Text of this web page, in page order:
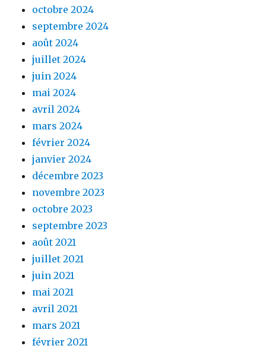
octobre 2024
septembre 2024
août 2024
juillet 2024
juin 2024
mai 2024
avril 2024
mars 2024
février 2024
janvier 2024
décembre 2023
novembre 2023
octobre 2023
septembre 2023
août 2021
juillet 2021
juin 2021
mai 2021
avril 2021
mars 2021
février 2021